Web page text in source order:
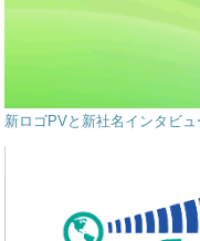
新ロゴPVと新社名インタビュ